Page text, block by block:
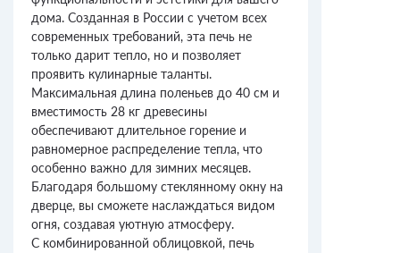
дома. Созданная в России с учетом всех
современных требований, эта печь не
только дарит тепло, но и позволяет
проявить кулинарные таланты.
Максимальная длина поленьев до 40 см и
вместимость 28 кг древесины
обеспечивают длительное горение и
равномерное распределение тепла, что
особенно важно для зимних месяцев.
Благодаря большому стеклянному окну на
дверце, вы сможете наслаждаться видом
огня, создавая уютную атмосферу.
С комбинированной облицовкой, печь